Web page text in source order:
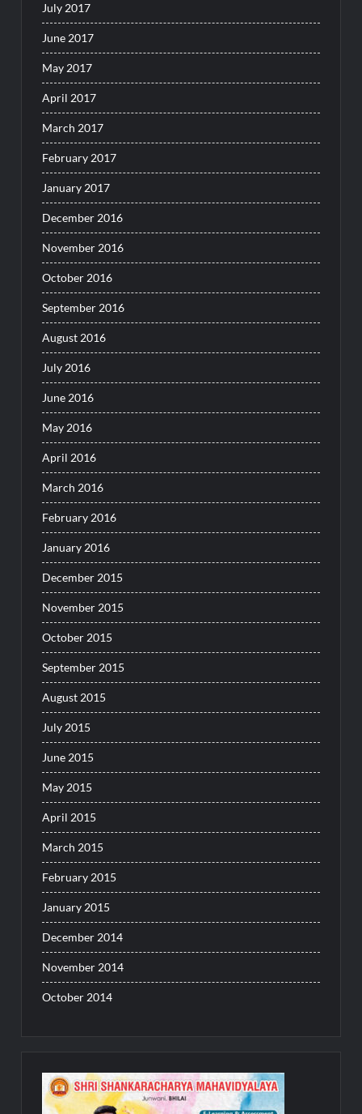
July 2017
June 2017
May 2017
April 2017
March 2017
February 2017
January 2017
December 2016
November 2016
October 2016
September 2016
August 2016
July 2016
June 2016
May 2016
April 2016
March 2016
February 2016
January 2016
December 2015
November 2015
October 2015
September 2015
August 2015
July 2015
June 2015
May 2015
April 2015
March 2015
February 2015
January 2015
December 2014
November 2014
October 2014